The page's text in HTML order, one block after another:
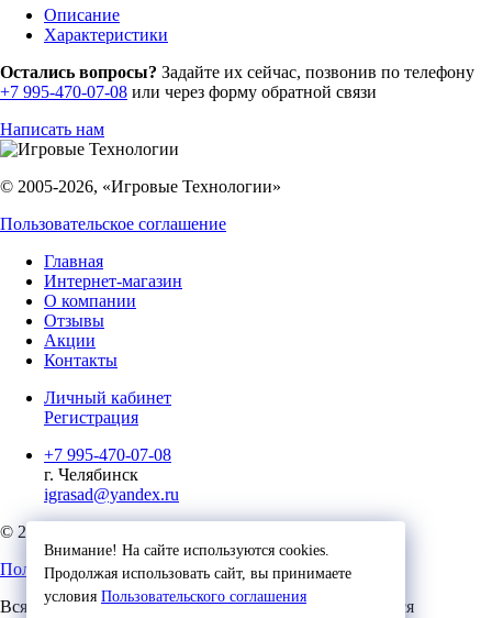
Описание
Характеристики
Внимание! На сайте используются cookies.
Продолжая использовать сайт, вы принимаете
условия Пользовательского соглашения
Остались вопросы? Задайте их сейчас, позвонив по телефону
+7 995-470-07-08 или через форму обратной связи
Написать нам
© 2005-2026, «Игровые Технологии»
Пользовательское соглашение
Главная
Интернет-магазин
О компании
Отзывы
Акции
Контакты
Личный кабинет
Регистрация
+7 995-470-07-08
г. Челябинск
igrasad@yandex.ru
© 2023, Игровые Технологии
Пользовательское соглашение
Вся представленная на сайте информация, касающаяся